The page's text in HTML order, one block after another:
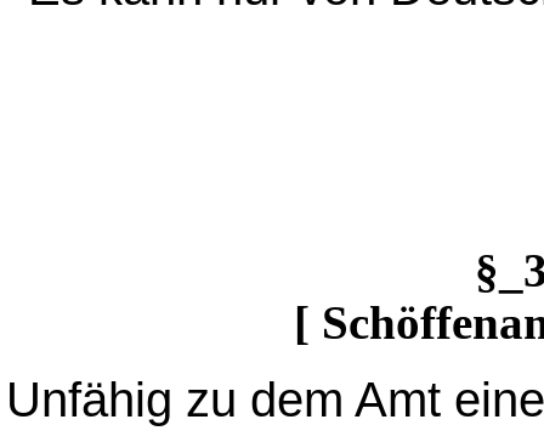
[
Unfähig zu dem Amt